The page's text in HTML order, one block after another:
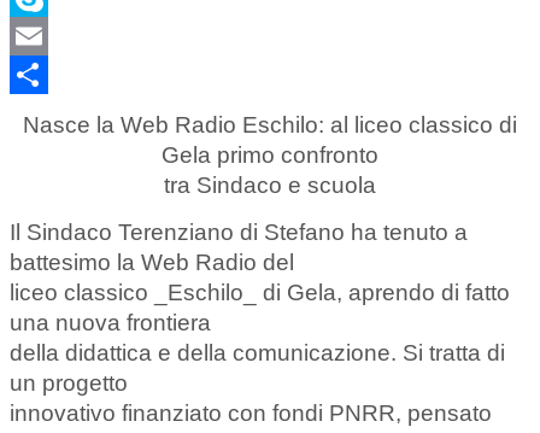
Skype
Email
Share
Nasce la Web Radio Eschilo: al liceo classico di
Gela primo confronto
tra Sindaco e scuola
Il Sindaco Terenziano di Stefano ha tenuto a
battesimo la Web Radio del
liceo classico _Eschilo_ di Gela, aprendo di fatto
una nuova frontiera
della didattica e della comunicazione. Si tratta di
un progetto
innovativo finanziato con fondi PNRR, pensato